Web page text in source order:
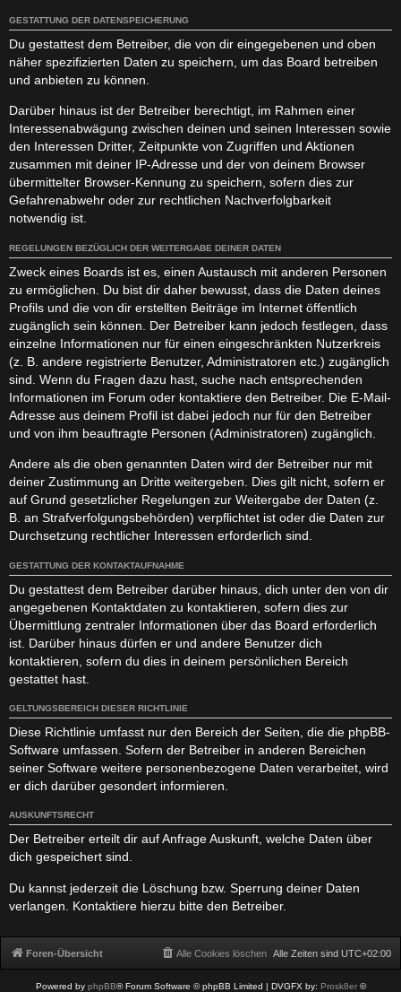
GESTATTUNG DER DATENSPEICHERUNG
Du gestattest dem Betreiber, die von dir eingegebenen und oben
näher spezifizierten Daten zu speichern, um das Board betreiben
und anbieten zu können.
Darüber hinaus ist der Betreiber berechtigt, im Rahmen einer
Interessenabwägung zwischen deinen und seinen Interessen sowie
den Interessen Dritter, Zeitpunkte von Zugriffen und Aktionen
zusammen mit deiner IP-Adresse und der von deinem Browser
übermittelter Browser-Kennung zu speichern, sofern dies zur
Gefahrenabwehr oder zur rechtlichen Nachverfolgbarkeit
notwendig ist.
REGELUNGEN BEZÜGLICH DER WEITERGABE DEINER DATEN
Zweck eines Boards ist es, einen Austausch mit anderen Personen
zu ermöglichen. Du bist dir daher bewusst, dass die Daten deines
Profils und die von dir erstellten Beiträge im Internet öffentlich
zugänglich sein können. Der Betreiber kann jedoch festlegen, dass
einzelne Informationen nur für einen eingeschränkten Nutzerkreis
(z. B. andere registrierte Benutzer, Administratoren etc.) zugänglich
sind. Wenn du Fragen dazu hast, suche nach entsprechenden
Informationen im Forum oder kontaktiere den Betreiber. Die E-Mail-
Adresse aus deinem Profil ist dabei jedoch nur für den Betreiber
und von ihm beauftragte Personen (Administratoren) zugänglich.
Andere als die oben genannten Daten wird der Betreiber nur mit
deiner Zustimmung an Dritte weitergeben. Dies gilt nicht, sofern er
auf Grund gesetzlicher Regelungen zur Weitergabe der Daten (z.
B. an Strafverfolgungsbehörden) verpflichtet ist oder die Daten zur
Durchsetzung rechtlicher Interessen erforderlich sind.
GESTATTUNG DER KONTAKTAUFNAHME
Du gestattest dem Betreiber darüber hinaus, dich unter den von dir
angegebenen Kontaktdaten zu kontaktieren, sofern dies zur
Übermittlung zentraler Informationen über das Board erforderlich
ist. Darüber hinaus dürfen er und andere Benutzer dich
kontaktieren, sofern du dies in deinem persönlichen Bereich
gestattet hast.
GELTUNGSBEREICH DIESER RICHTLINIE
Diese Richtlinie umfasst nur den Bereich der Seiten, die die phpBB-
Software umfassen. Sofern der Betreiber in anderen Bereichen
seiner Software weitere personenbezogene Daten verarbeitet, wird
er dich darüber gesondert informieren.
AUSKUNFTSRECHT
Der Betreiber erteilt dir auf Anfrage Auskunft, welche Daten über
dich gespeichert sind.
Du kannst jederzeit die Löschung bzw. Sperrung deiner Daten
verlangen. Kontaktiere hierzu bitte den Betreiber.
Foren-Übersicht Alle Zeiten sind UTC+02:00
Alle Cookies löschen
Powered by phpBB® Forum Software © phpBB Limited | DVGFX by: Prosk8er©